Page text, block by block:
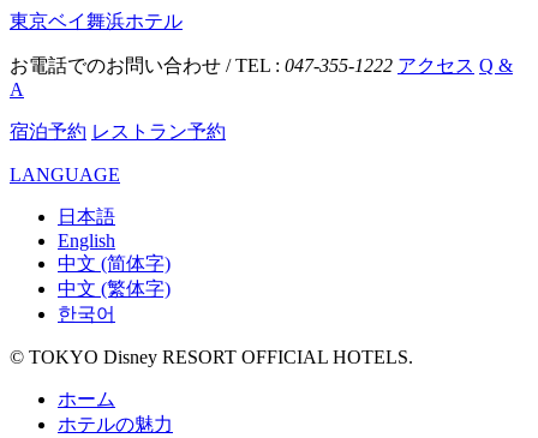
東京ベイ舞浜ホテル
お電話でのお問い合わせ / TEL : 047-355-1222 アクセス Q &
A
宿泊予約 レストラン予約
LANGUAGE
日本語
English
中文 (简体字)
中文 (繁体字)
한국어
© TOKYO Disney RESORT OFFICIAL HOTELS.
ホーム
ホテルの魅力